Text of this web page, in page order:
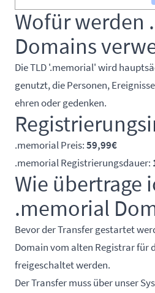
Wofür werden
Domains
Die TLD '.memorial' wird
genutzt, die Personen,
ehren oder gedenken.
.memorial Preis:59,99€
.memorial Registrierungsdauer:
Wie übertrage
.memorial
Bevor der Transfer gestartet
Domain vom alten Registrar für
freigeschaltet werden.
Der Transfer muss über unser